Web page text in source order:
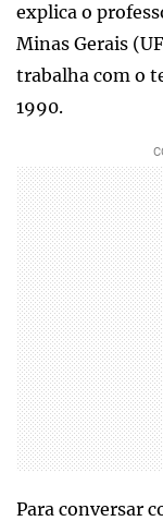
explica o
Minas Gerais
trabalha com o
1990.
Para conversar